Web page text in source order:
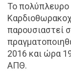
Το πολύπλευρο
παρουσιαστεί
2016 και ώρα
ΑΠΘ.